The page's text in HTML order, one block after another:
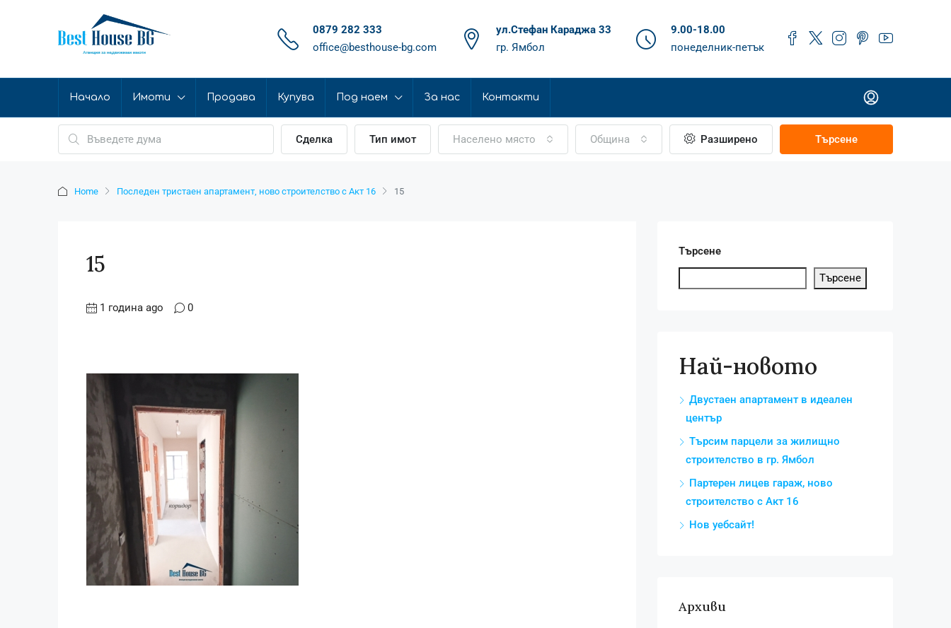
0879 282 333
office@besthouse-bg.com
ул.Стефан Караджа 33
гр. Ямбол
9.00-18.00
понеделник-петък
Начало Имоти Продава Купува Под наем За нас Контакти
Сделка Тип имот Населено място Община Разширено Търсене
Home Последен тристаен апартамент, ново строителство с Акт 16 15
15
1 година ago 0
Търсене
Търсене
Най-новото
Двустаен апартамент в идеален
център
Търсим парцели за жилищно
строителство в гр. Ямбол
Партерен лицев гараж, ново
строителство с Акт 16
Нов уебсайт!
Архиви